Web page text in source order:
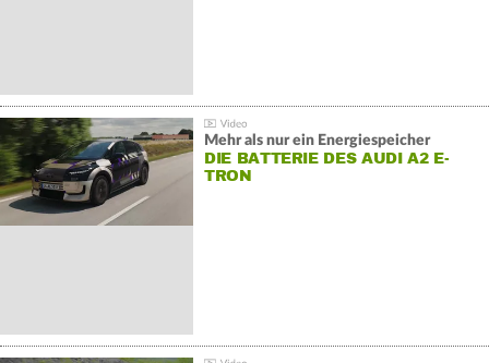
Mehr als nur ein Energiespeicher
DIE BATTERIE DES AUDI A2 E-
TRON